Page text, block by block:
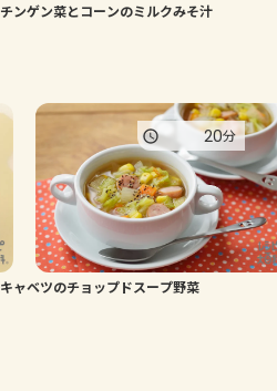
チンゲン菜とコーンのミルクみそ汁
キャベツのチョップドスープ野菜
20分